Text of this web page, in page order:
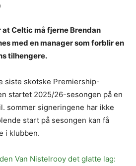
Celtic må fjerne Brendan
med en manager som forblir en
tilhengere.
siste skotske Premiership-
startet 2025/26-sesongen på en
sommer signeringene har ikke
start på sesongen kan få
i klubben.
Van Nistelrooy det glatte lag: